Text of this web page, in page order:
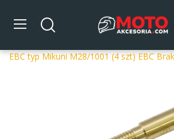
Strona główna DLA MOTOCYKLA
EBC typ Mikuni M28/1001 (4 szt) EBC